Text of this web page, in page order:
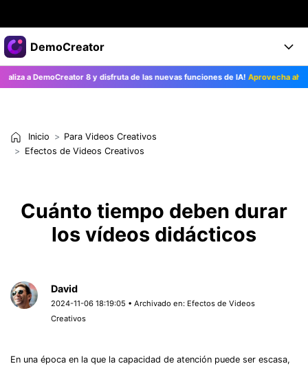
Productos destacados
Creatividad digital con AIGC
Utilidades
Empresas
Sala de prensa
Soporte
DemoCreator
Productos
Características
Características IA
Soluciones
Blog
Encuentra más soluciones >
Empieza
Empresa
a DemoCreator 8 y disfruta de las nuevas funciones de IA!Aprovecha ahora>>
Inicio
Para Videos Creativos
Efectos de Videos Creativos
Cuánto tiempo deben durar
los vídeos didácticos
David
2024-11-06 18:19:05 • Archivado en: Efectos de Videos
Creativos
En una época en la que la capacidad de atención puede ser escasa,